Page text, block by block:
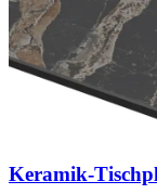
Keramik-